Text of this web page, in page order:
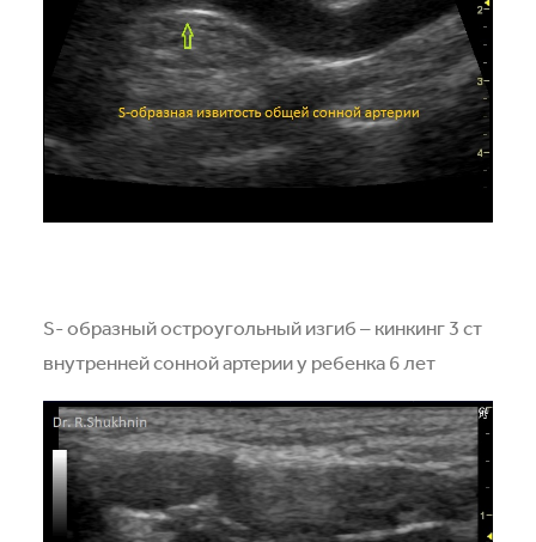
S- образный остроугольный изгиб – кинкинг 3 ст
внутренней сонной артерии у ребенка 6 лет